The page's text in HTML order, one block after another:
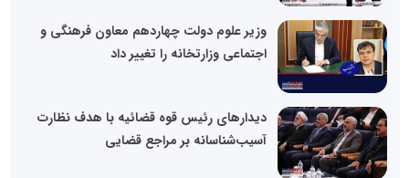
وزیر علوم دولت چهاردهم معاون فرهنگی و
اجتماعی وزارتخانه را تغییر داد
دیدارهای رئیس قوه قضائیه با هدف نظارت
آسیب‌شناسانه بر مراجع قضایی